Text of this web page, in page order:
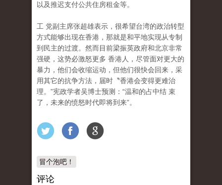
以及推迟支付公共住房租金等。
工 党副主席张超雄表示，很希望台湾的政治转型
方式能够出现在香港，那就是和平地实现从专制
到民主的过渡。然而目前梁振英政府和北京非常
强硬，这势必激怒更多 香港人，尽管面对更大的
暴力，他们会收缩运动，但他们很快会回来，采
用其它的抗争方法，届时〝香港会变得更难治
理。”宪政学者吴博士预测：“温和的占中结 束
了，未来的愤怒时代即将到来”。
冒个泡吧！
评论